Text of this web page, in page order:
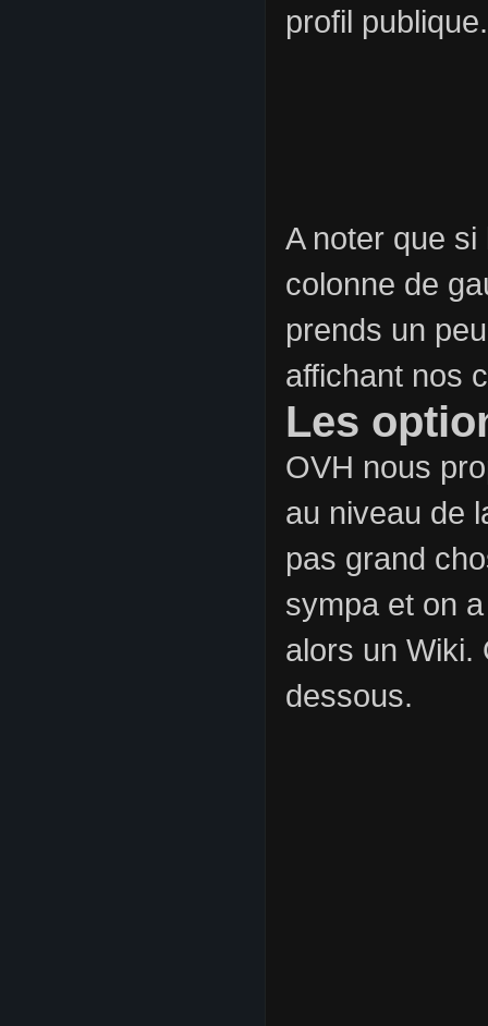
profil publique.
A noter que
colonne de
prends un
affichant nos
Les
OVH nous
au niveau de
pas grand
sympa et on
alors un Wiki.
dessous.